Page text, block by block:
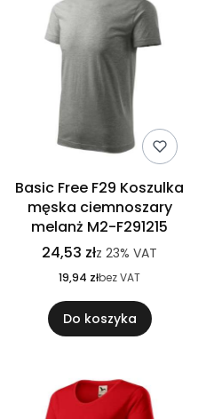
Basic Free F29 Koszulka
męska ciemnoszary
melanż M2-F291215
24,53 złz 23% VAT
19,94 złbez VAT
Do koszyka